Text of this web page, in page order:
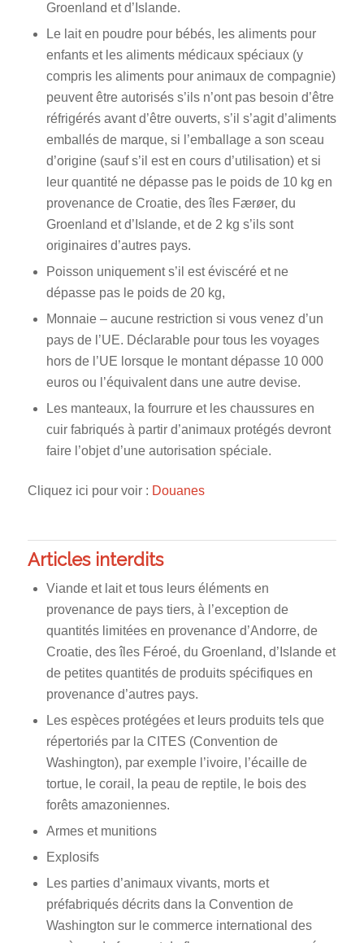
Groenland et d’Islande.
Le lait en poudre pour bébés, les aliments pour
enfants et les aliments médicaux spéciaux (y
compris les aliments pour animaux de compagnie)
peuvent être autorisés s’ils n’ont pas besoin d’être
réfrigérés avant d’être ouverts, s’il s’agit d’aliments
emballés de marque, si l’emballage a son sceau
d’origine (sauf s’il est en cours d’utilisation) et si
leur quantité ne dépasse pas le poids de 10 kg en
provenance de Croatie, des îles Færøer, du
Groenland et d’Islande, et de 2 kg s’ils sont
originaires d’autres pays.
Poisson uniquement s’il est éviscéré et ne
dépasse pas le poids de 20 kg,
Monnaie – aucune restriction si vous venez d’un
pays de l’UE. Déclarable pour tous les voyages
hors de l’UE lorsque le montant dépasse 10 000
euros ou l’équivalent dans une autre devise.
Les manteaux, la fourrure et les chaussures en
cuir fabriqués à partir d’animaux protégés devront
faire l’objet d’une autorisation spéciale.
Cliquez ici pour voir : Douanes
Articles interdits
Viande et lait et tous leurs éléments en
provenance de pays tiers, à l’exception de
quantités limitées en provenance d’Andorre, de
Croatie, des îles Féroé, du Groenland, d’Islande et
de petites quantités de produits spécifiques en
provenance d’autres pays.
Les espèces protégées et leurs produits tels que
répertoriés par la CITES (Convention de
Washington), par exemple l’ivoire, l’écaille de
tortue, le corail, la peau de reptile, le bois des
forêts amazoniennes.
Armes et munitions
Explosifs
Les parties d’animaux vivants, morts et
préfabriqués décrits dans la Convention de
Washington sur le commerce international des